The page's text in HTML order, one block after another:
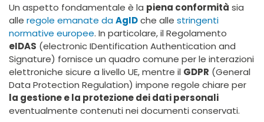
Un aspetto fondamentale è la piena conformità sia
alle regole emanate daAgIDche alle stringenti
normative europee. In particolare, il Regolamento
eIDAS (electronic IDentification Authentication and
Signature) fornisce un quadro comune per le interazioni
elettroniche sicure a livello UE, mentre il GDPR (General
Data Protection Regulation) impone regole chiare per
la gestione e la protezione dei dati personali
eventualmente contenuti nei documenti conservati.